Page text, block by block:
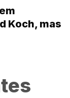
Koch, mas